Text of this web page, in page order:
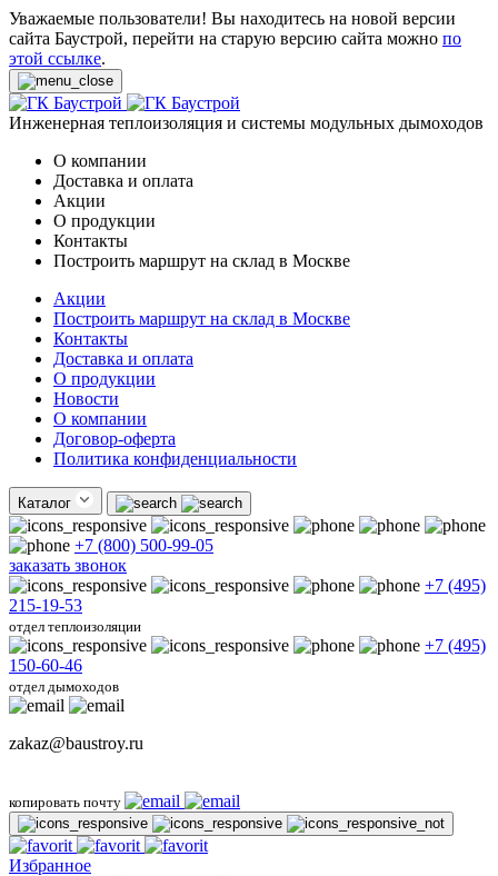
Уважаемые пользователи! Вы находитесь на новой версии
сайта Баустрой, перейти на старую версию сайта можно по
этой ссылке.
Инженерная теплоизоляция и системы модульных дымоходов
О компании
Доставка и оплата
Акции
О продукции
Контакты
Построить маршрут на склад в Москве
Акции
Построить маршрут на склад в Москве
Контакты
Доставка и оплата
О продукции
Новости
О компании
Договор-оферта
Политика конфиденциальности
Каталог
+7 (800) 500-99-05
заказать звонок
+7 (495)
215-19-53
отдел теплоизоляции
+7 (495)
150-60-46
отдел дымоходов
zakaz@baustroy.ru
копировать почту
Избранное